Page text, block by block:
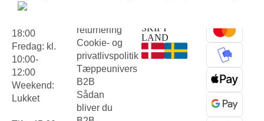
torsdag: kl.
18:00
Fredag: kl.
10:00-
12:00
Weekend:
Lukket
returnering
Cookie- og
privatlivspolitik
Tæppeunivers
B2B
Sådan
bliver du
SKIFT
LAND